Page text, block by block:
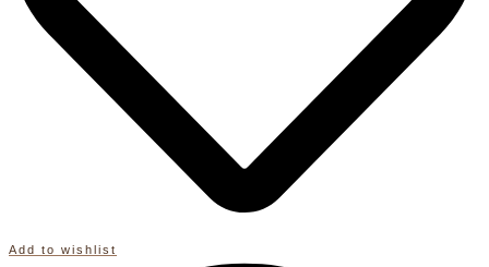
Deko
Menge
Add to wishlist